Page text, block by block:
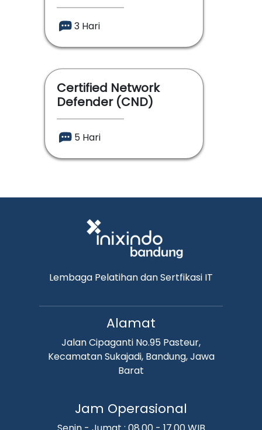
3 Hari
Certified Network
Defender (CND)
5 Hari
Lembaga Pelatihan dan Sertfikasi IT
Alamat
Jalan Cipaganti No.95 Pasteur,
Kecamatan Sukajadi, Bandung, Jawa
Barat
Jam Operasional